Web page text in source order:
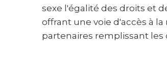
sexe l'égalité des droits et
offrant une voie d'accès à
partenaires remplissant les